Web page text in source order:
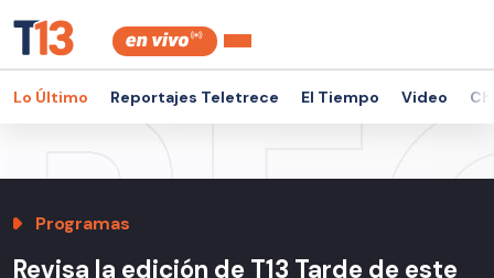
Lo Último Reportajes Teletrece El Tiempo Video
Programas
Revisa la edición de T13 Tarde de este